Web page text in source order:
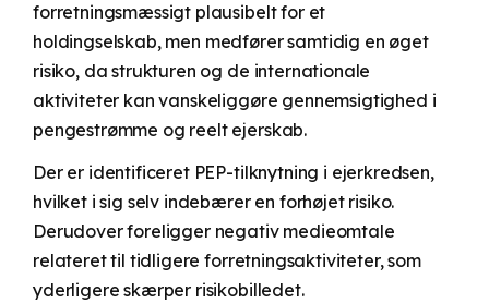
forretningsmæssigt plausibelt for et
holdingselskab, men medfører samtidig en øget
risiko, da strukturen og de internationale
aktiviteter kan vanskeliggøre gennemsigtighed i
pengestrømme og reelt ejerskab.
Der er identificeret PEP-tilknytning i ejerkredsen,
hvilket i sig selv indebærer en forhøjet risiko.
Derudover foreligger negativ medieomtale
relateret til tidligere forretningsaktiviteter, som
yderligere skærper risikobilledet.